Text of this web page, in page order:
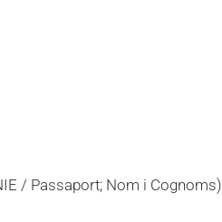
/ Passaport; Nom i Cognoms)